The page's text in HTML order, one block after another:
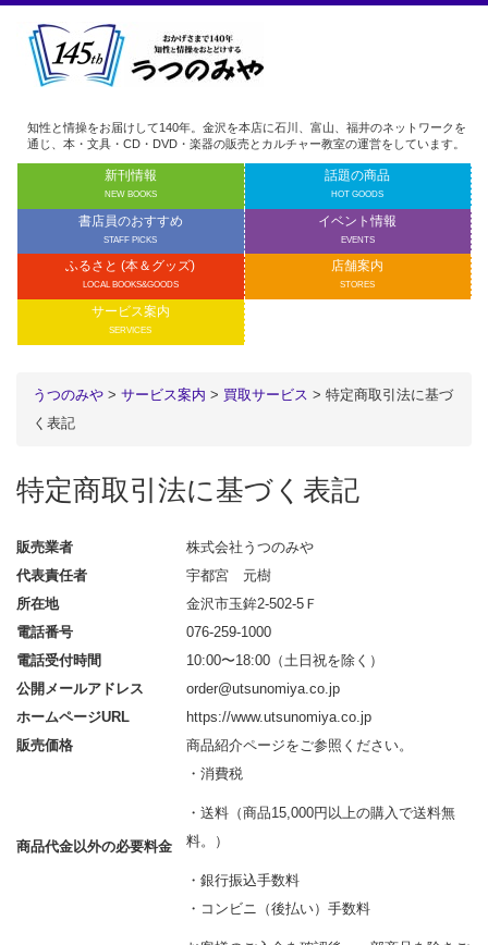
知性と情操をお届けして140年。金沢を本店に石川、富山、福井のネットワークを
通じ、本・文具・CD・DVD・楽器の販売とカルチャー教室の運営をしています。
新刊情報
NEW BOOKS
話題の商品
HOT GOODS
書店員のおすすめ
STAFF PICKS
イベント情報
EVENTS
ふるさと (本＆グッズ)
LOCAL BOOKS&GOODS
店舗案内
STORES
サービス案内
SERVICES
うつのみや > サービス案内 > 買取サービス > 特定商取引法に基づ
く表記
特定商取引法に基づく表記
販売業者
株式会社うつのみや
代表責任者
宇都宮 元樹
所在地
金沢市玉鉾2-502-5Ｆ
電話番号
076-259-1000
電話受付時間
10:00〜18:00（土日祝を除く）
公開メールアドレス
order@utsunomiya.co.jp
ホームページURL
https://www.utsunomiya.co.jp
販売価格
商品紹介ページをご参照ください。
商品代金以外の必要料金
・消費税
・送料（商品15,000円以上の購入で送料無
料。）
・銀行振込手数料
・コンビニ（後払い）手数料